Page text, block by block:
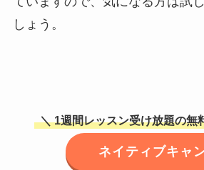
しょう。
＼ 1週間レッスン受け放題の無
ネイティブキャ